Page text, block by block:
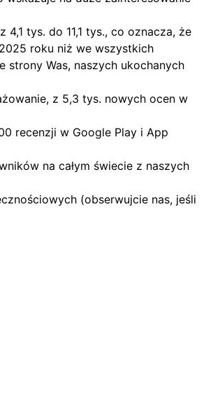
tys. do 11,1 tys., co oznacza, że
roku niż we wszystkich
strony Was, naszych ukochanych
z 5,3 tys. nowych ocen w
recenzji w Google Play i App
na całym świecie z naszych
(obserwujcie nas, jeśli